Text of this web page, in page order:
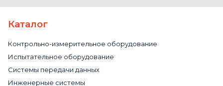
Каталог
Контрольно-измерительное оборудование
Испытательное оборудование
Системы передачи данных
Инженерные системы